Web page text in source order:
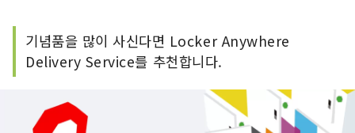
기념품을 많이 사신다면 Locker Anywhere
Delivery Service를 추천합니다.